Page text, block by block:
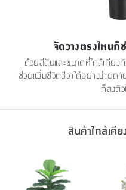
จัดวางตรงไหน
ด้วยสีสันและขนาดที่ใกล้เคียง
ช่วยเพิ่มชีวิตชีวาได้อย่างง่ายด
ก็ลงตั
สินค้าใกล้เคี